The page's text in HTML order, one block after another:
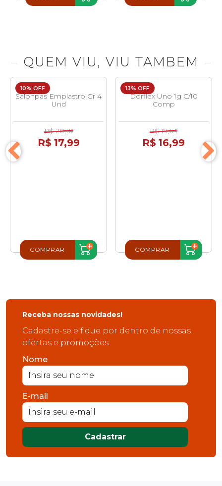
QUEM VIU, VIU TAMBEM
10% OFF
Salonpas Emplastro Gr 4
Und
R$ 20,10
R$ 17,99
COMPRAR
13% OFF
Dorflex Uno 1g C/10
Comp
R$ 19,64
R$ 16,99
COMPRAR
Receba nossas novidades!
Cadastre-se e fique por dentro de nossas
ofertas e promoções.
Nome
E-mail
Cadastrar